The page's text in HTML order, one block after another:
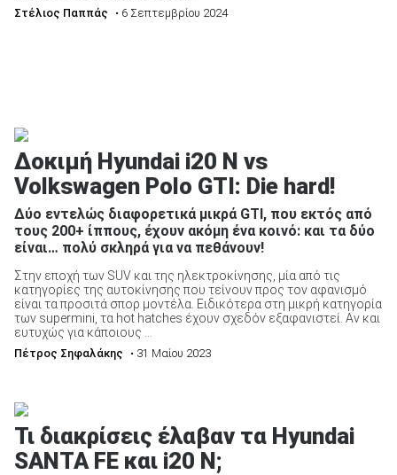
Στέλιος Παππάς • 6 Σεπτεμβρίου 2024
Δοκιμή Hyundai i20 N vs
Volkswagen Polo GTI: Die hard!
Δύο εντελώς διαφορετικά μικρά GTI, που εκτός από
τους 200+ ίππους, έχουν ακόμη ένα κοινό: και τα δύο
είναι… πολύ σκληρά για να πεθάνουν!
Στην εποχή των SUV και της ηλεκτροκίνησης, μία από τις
κατηγορίες της αυτοκίνησης που τείνουν προς τον αφανισμό
είναι τα προσιτά σπορ μοντέλα. Ειδικότερα στη μικρή κατηγορία
των supermini, τα hot hatches έχουν σχεδόν εξαφανιστεί. Αν και
ευτυχώς για κάποιους ...
Πέτρος Σηφαλάκης • 31 Μαίου 2023
Τι διακρίσεις έλαβαν τα Hyundai
SANTA FE και i20 N;